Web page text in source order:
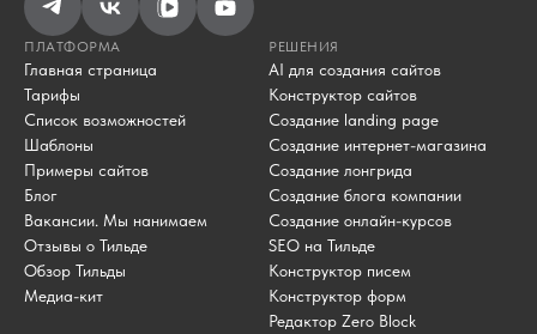
ПЛАТФОРМА
Главная страница
Тарифы
Список возможностей
Шаблоны
Примеры сайтов
Блог
Вакансии. Мы нанимаем
Отзывы о Тильде
Обзор Тильды
Медиа-кит
РЕШЕНИЯ
AI для создания сайтов
Конструктор сайтов
Создание landing page
Создание интернет-магазина
Создание лонгрида
Создание блога компании
Создание онлайн-курсов
SEO на Тильде
Конструктор писем
Конструктор форм
Редактор Zero Block